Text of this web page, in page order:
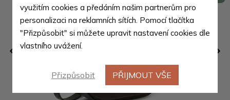
využitím cookies a předáním našim partnerům pro
personalizaci na reklamních sítích. Pomocí tlačítka
"Přizpůsobit" si můžete upravit nastavení cookies dle
vlastního uvážení.
Přizpůsobit PŘIJMOUT VŠE